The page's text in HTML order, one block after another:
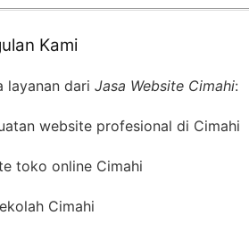
Kami
layanan dari Jasa Website Cimahi:
website profesional di Cimahi
toko online Cimahi
Cimahi